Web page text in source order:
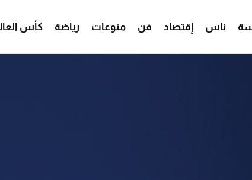
ناس إقتصاد فن منوعات رياضة كأس